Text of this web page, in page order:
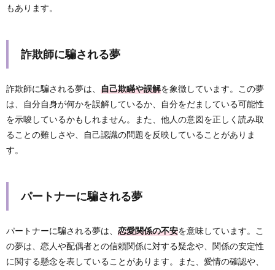
もあります。
詐欺師に騙される夢
詐欺師に騙される夢は、 自己欺瞞や誤解を象徴しています。この夢
は、自分自身が何かを誤解しているか、自分をだましている可能性
を示唆しているかもしれません。また、他人の意図を正しく読み取
ることの難しさや、自己認識の問題を反映していることがありま
す。
パートナーに騙される夢
パートナーに騙される夢は、 恋愛関係の不安を意味しています。こ
の夢は、恋人や配偶者との信頼関係に対する疑念や、関係の安定性
に関する懸念を表していることがあります。また、愛情の確認や、